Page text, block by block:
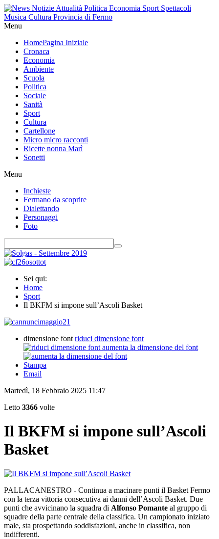
Menu
HomePagina Iniziale
Cronaca
Economia
Ambiente
Scuola
Politica
Sociale
Sanità
Sport
Cultura
Cartellone
Micro micro racconti
Ricette nonna Marì
Sonetti
Menu
Inchieste
Fermano da scoprire
Dialettando
Personaggi
Foto
Sei qui:
Home
Sport
Il BKFM si impone sull’Ascoli Basket
dimensione font riduci dimensione font
aumenta la dimensione del font
Stampa
Email
Martedì, 18 Febbraio 2025 11:47
Letto 3366 volte
Il BKFM si impone sull’Ascoli
Basket
PALLACANESTRO - Continua a macinare punti il Basket Fermo
con la terza vittoria consecutiva ai danni dell’Ascoli Basket. Due
punti che avvicinano la squadra di Alfonso Pomante al gruppo di
squadre della parte centrale della classifica. Un campionato iniziato
male, sta prospettando soddisfazioni, anche in classifica, non
indifferenti.